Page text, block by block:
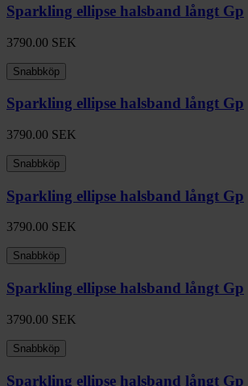
Sparkling ellipse halsband långt Gp
3790.00 SEK
Snabbköp
Sparkling ellipse halsband långt Gp
3790.00 SEK
Snabbköp
Sparkling ellipse halsband långt Gp
3790.00 SEK
Snabbköp
Sparkling ellipse halsband långt Gp
3790.00 SEK
Snabbköp
Sparkling ellipse halsband långt Gp